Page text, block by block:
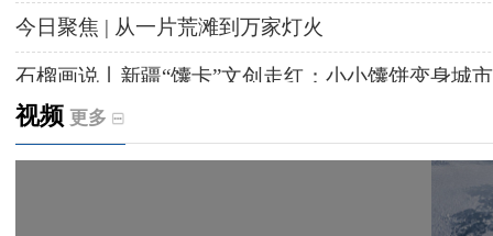
今日聚焦 | 从一片荒滩到万家灯火
石榴画说丨新疆“馕卡”文创走红：小小馕饼变身城
天山观察丨暑期AI研学热，孩子们究竟学到什么
视频 更多